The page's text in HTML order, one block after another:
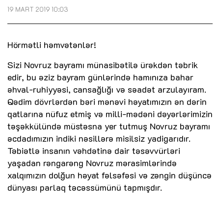
19 MART 2019 10:03
Hörmətli həmvətənlər!
Sizi Novruz bayramı münasibətilə ürəkdən təbrik
edir, bu əziz bayram günlərində hamınıza bahar
əhval-ruhiyyəsi, cansağlığı və səadət arzulayıram.
Qədim dövrlərdən bəri mənəvi həyatımızın ən dərin
qatlarına nüfuz etmiş və milli-mədəni dəyərlərimizin
təşəkkülündə müstəsna yer tutmuş Novruz bayramı
əcdadımızın indiki nəsillərə misilsiz yadigarıdır.
Təbiətlə insanın vəhdətinə dair təsəvvürləri
yaşadan rəngarəng Novruz mərasimlərində
xalqımızın dolğun həyat fəlsəfəsi və zəngin düşüncə
dünyası parlaq təcəssümünü tapmışdır.